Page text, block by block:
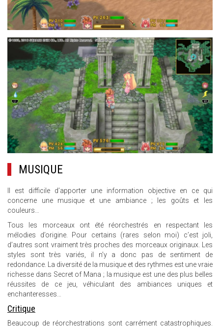
5.JPG
MUSIQUE
Il est difficile d’apporter une information objective en ce qui
concerne une musique et une ambiance ; les goûts et les
couleurs…
Tous les morceaux ont été réorchestrés en respectant les
mélodies d’origine. Pour certains (rares selon moi) c’est joli,
d’autres sont vraiment très proches des morceaux originaux. Les
styles sont très variés, il n’y a donc pas de sentiment de
redondance. La diversité de la musique et des rythmes est une vraie
richesse dans Secret of Mana ; la musique est une des plus belles
réussites de ce jeu, véhiculant des ambiances uniques et
enchanteresses…
Critique
Beaucoup de réorchestrations sont carrément catastrophiques.